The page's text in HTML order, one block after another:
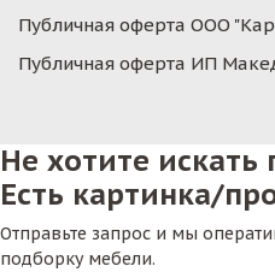
Публичная оферта ООО
Публичная оферта ИП
Не хотите искать
Есть картинка/
Отправьте запрос и мы
подборку мебели.